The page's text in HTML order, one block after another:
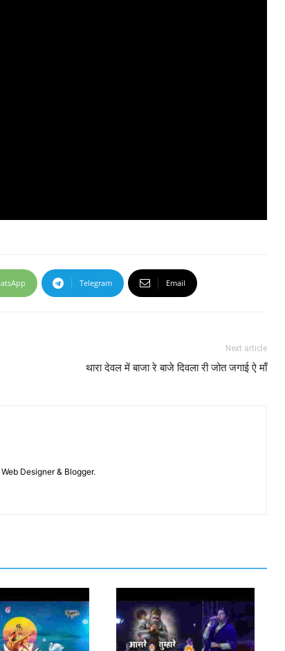
Telegram Email
Next article
थारा देवल में बाजा रे बाजे दिवला री जोत जगाई ऐ माँ
Designer & Blogger.